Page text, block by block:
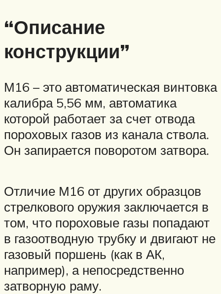
“Описание
конструкции”
М16 – это автоматическая винтовка
калибра 5,56 мм, автоматика
которой работает за счет отвода
пороховых газов из канала ствола.
Он запирается поворотом затвора.
Отличие М16 от других образцов
стрелкового оружия заключается в
том, что пороховые газы попадают
в газоотводную трубку и двигают не
газовый поршень (как в АК,
например), а непосредственно
затворную раму.